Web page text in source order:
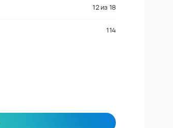
12 из 18
114